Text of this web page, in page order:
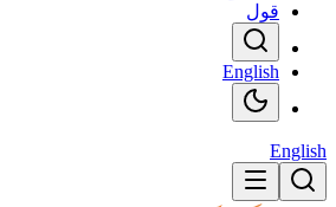
قول
English
English